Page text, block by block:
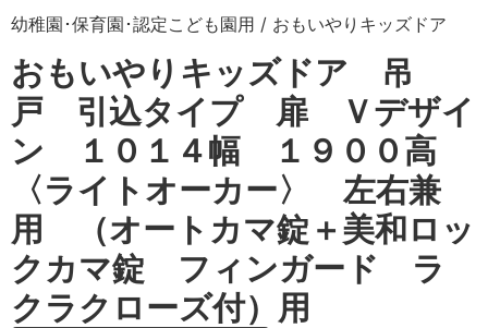
幼稚園･保育園･認定こども園用 / おもいやりキッズドア
おもいやりキッズドア 吊
戸 引込タイプ 扉 Ｖデザイ
ン １０１４幅 １９００高
〈ライトオーカー〉 左右兼
用 （オートカマ錠＋美和ロッ
クカマ錠 フィンガード ラ
クラクローズ付）用